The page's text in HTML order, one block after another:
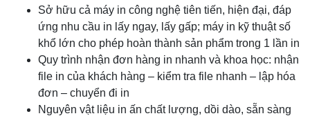
Sở hữu cả máy in công nghệ tiên tiến, hiện đại, đáp
ứng nhu cầu in lấy ngay, lấy gấp; máy in kỹ thuật số
khổ lớn cho phép hoàn thành sản phẩm trong 1 lần in
Quy trình nhận đơn hàng in nhanh và khoa học: nhận
file in của khách hàng – kiểm tra file nhanh – lập hóa
đơn – chuyển đi in
Nguyên vật liệu in ấn chất lượng, dồi dào, sẵn sàng